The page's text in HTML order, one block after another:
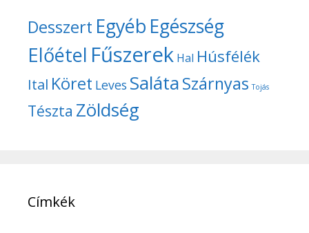
Desszert Egyéb Egészség
Előétel Fűszerek Hal Húsfélék
Ital Köret Leves SalátaSzárnyas Tojás
Tészta Zöldség
Címkék